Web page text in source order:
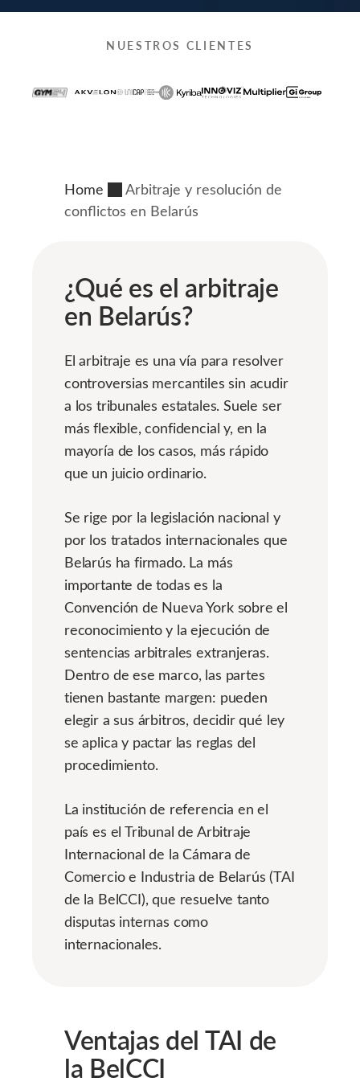
NUESTROS CLIENTES
Home
Arbitraje y resolución de
conflictos en Belarús
¿Qué es el arbitraje
en Belarús?
El arbitraje es una vía para resolver
controversias mercantiles sin acudir
a los tribunales estatales. Suele ser
más flexible, confidencial y, en la
mayoría de los casos, más rápido
que un juicio ordinario.
Se rige por la legislación nacional y
por los tratados internacionales que
Belarús ha firmado. La más
importante de todas es la
Convención de Nueva York sobre el
reconocimiento y la ejecución de
sentencias arbitrales extranjeras.
Dentro de ese marco, las partes
tienen bastante margen: pueden
elegir a sus árbitros, decidir qué ley
se aplica y pactar las reglas del
procedimiento.
La institución de referencia en el
país es el Tribunal de Arbitraje
Internacional de la Cámara de
Comercio e Industria de Belarús (TAI
de la BelCCI), que resuelve tanto
disputas internas como
internacionales.
Ventajas del TAI de
la BelCCI